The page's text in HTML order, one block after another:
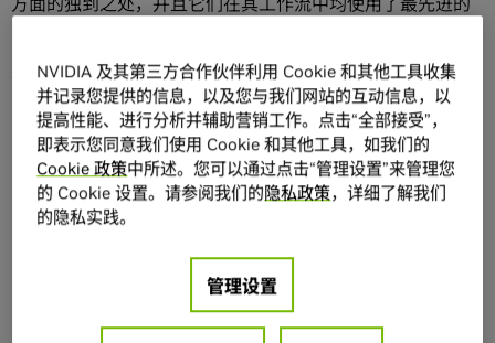
本届提名影片有：
《AI创世者》（20世纪影业）：Jay Cooper、Ian
Comley、Andrew Roberts 和 Neil Corbould
《哥斯拉-1.0》（东宝株式会社）：Takashi Yamazaki、
Kiyoko Shibuya、Masaki Takahashi 和 Tatsuji Nojima
《银河护卫队
Apple Original Films /
Charley Henley、Luc-Ewen Martin-Fenouillet、Simone
Coco 和 Neil Corbould
NVIDIA 及其第三方合作伙伴利用 Cookie 和其他工具收集
并记录您提供的信息，以及您与我们网站的互动信息，以
提高性能、进行分析并辅助营销工作。点击“全部接受”，
即表示您同意我们使用 Cookie 和其他工具，如我们的
Cookie 政策中所述。您可以通过点击“管理设置”来管理您
的 Cookie 设置。请参阅我们的隐私政策，详细了解我们
的隐私实践。
管理设置